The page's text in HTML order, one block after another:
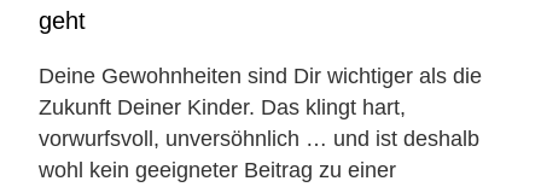
geht
Deine Gewohnheiten sind Dir wichtiger als die
Zukunft Deiner Kinder. Das klingt hart,
vorwurfsvoll, unversöhnlich … und ist deshalb
wohl kein geeigneter Beitrag zu einer